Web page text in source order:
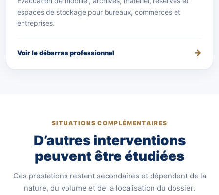
espaces de stockage pour bureaux, commerces et
entreprises.
Voir le débarras professionnel
SITUATIONS COMPLÉMENTAIRES
D’autres interventions
peuvent être étudiées
Ces prestations restent secondaires et dépendent de la
nature, du volume et de la localisation du dossier.